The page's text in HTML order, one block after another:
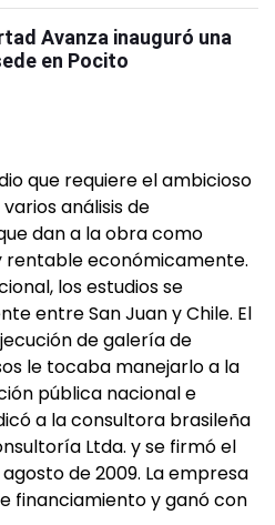
Avanza inauguró una
en Pocito
que requiere el ambicioso
análisis de
dan a la obra como
económicamente.
los estudios se
entre San Juan y Chile. El
de galería de
le tocaba manejarlo a la
pública nacional e
a la consultora brasileña
Ltda. y se firmó el
de 2009. La empresa
financiamiento y ganó con